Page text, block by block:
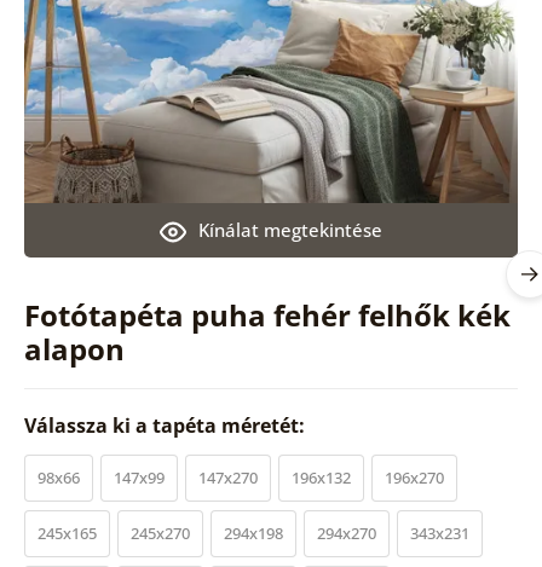
Fotótapéta puha fehér felhők kék
alapon
Kínálat megtekintése
Válassza ki a tapéta méretét:
98x66 147x99 147x270 196x132 196x270
245x165 245x270 294x198 294x270 343x231